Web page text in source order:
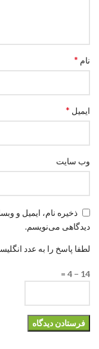
نام *
ایمیل *
وب‌ سایت
ذخیره نام، ایمیل و
دیدگاهی می‌نویسم.
لطفا پاسخ را به عدد
14 − 4 =